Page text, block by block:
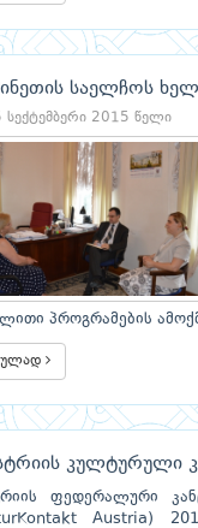
საელჩოს
სექტემბერი 2015 წელი
პროგრამების
კულტურული
ფედერალური
Austria)